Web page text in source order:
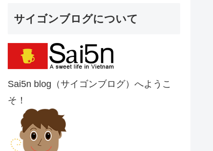
サイゴンブログについて
Sai5n blog（サイゴンブログ）へようこ
そ！